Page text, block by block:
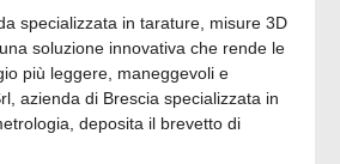
specializzata in tarature, misure 3D
soluzione innovativa che rende le
più leggere, maneggevoli e
azienda di Brescia specializzata in
deposita il brevetto di